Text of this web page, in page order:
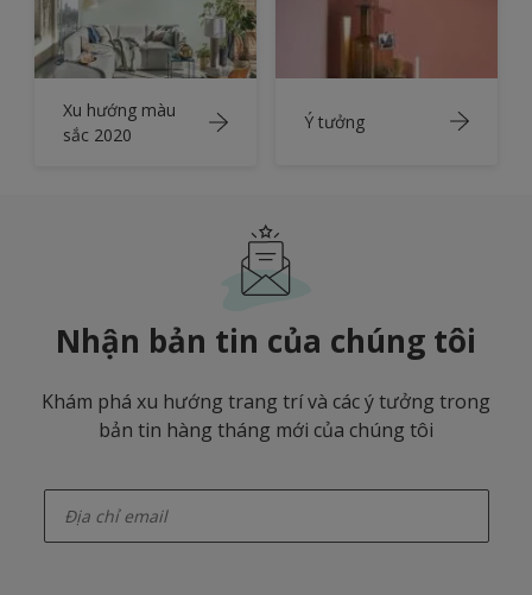
Xu hướng màu
sắc 2020
Ý tưởng
Nhận bản tin của chúng tôi
Khám phá xu hướng trang trí và các ý tưởng trong
bản tin hàng tháng mới của chúng tôi